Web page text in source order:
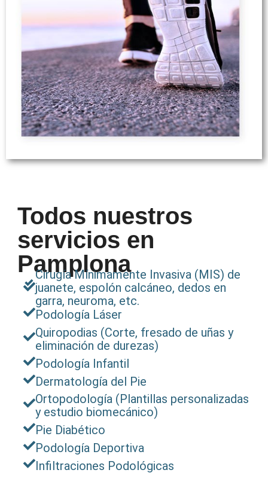
Todos nuestros
servicios en
Pamplona
Cirugía Mínimamente Invasiva (MIS) de
juanete, espolón calcáneo, dedos en
garra, neuroma, etc.
Podología Láser
Quiropodias (Corte, fresado de uñas y
eliminación de durezas)
Podología Infantil
Dermatología del Pie
Ortopodología (Plantillas personalizadas
y estudio biomecánico)
Pie Diabético
Podología Deportiva
Infiltraciones Podológicas